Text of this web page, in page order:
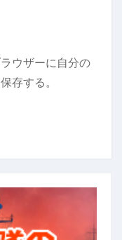
ウザーに自分の
存する。